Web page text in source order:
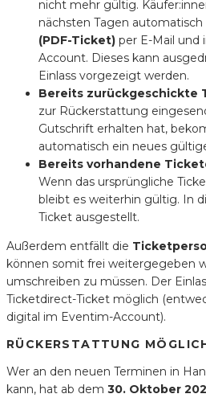
nicht mehr gültig.
nächsten Tagen automatisch
(PDF-Ticket) per E-Mail und
Account. Dieses kann
Einlass vorgezeigt werden.
Bereits zurückgeschickte
zur Rückerstattung
Gutschrift erhalten hat,
automatisch ein neues
Bereits vorhandene
Wenn das ursprüngliche
bleibt es weiterhin gültig. In
Ticket ausgestellt.
Außerdem entfällt die
können somit frei weitergegeben
umschreiben zu müssen. Der
Ticketdirect-Ticket möglich
digital im Eventim-Account).
RÜCKERSTATTUNG
Wer an den neuen Terminen in
kann, hat ab dem 30. Oktober